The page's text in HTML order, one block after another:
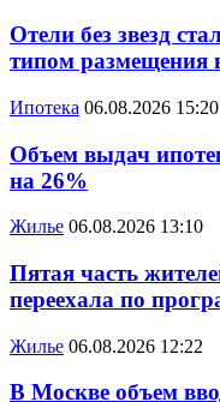
Отели без звезд
типом размещения
Ипотека 06.08.2026 15:20
Объем выдач
на 26%
Жилье 06.08.2026 13:10
Пятая часть
переехала по
Жилье 06.08.2026 12:22
В Москве объем